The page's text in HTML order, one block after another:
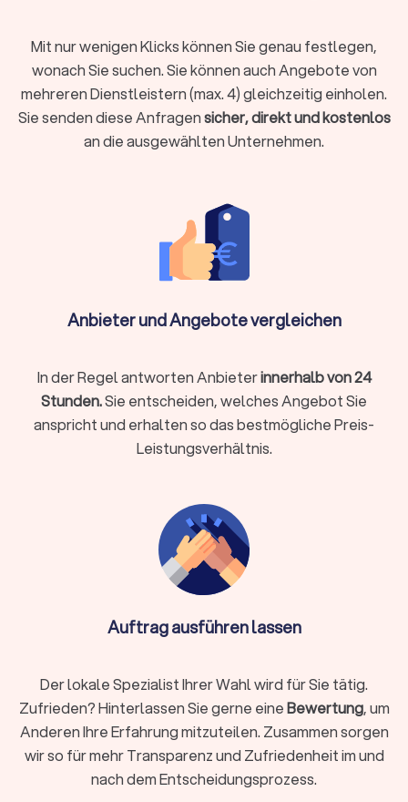
Art der Arbeiten:Dachreinigungist günstiger als Ihr Dach
neu zu decken
Materialwahl:Von Standardziegeln bis zu Premium-
Materialien
Zugänglichkeit:Schwer erreichbare Dächer erhöhen den
Aufwand
Einzelreparaturen vs.
Den passenden Dachdecker finden
Sie folgende Aspekte berücksichtigen:
Spezialisierung:Grundlegende Arbeiten im Dachbereich
Ansprüchen eine höhere Fachkompetenz – von
besonderen Dachformen bis zum Umgang mit
innovativen Materialien.
Erfahrung:
Gerade bei komplexen Dachkonstruktionen
und modernen Dachisolierungen spielt die Erfahrung
hohe Fachkompetenz und langjährige Erfahrung.
Unsere Bewertungen bei Trustlocal
zeigen Ihnen transparent die Meinung anderer Kunden
des jeweiligen Dachdeckers in Ihrer Region. Die
Kundenbewertungen stammen von echten
Projekten.
Dachdecker-Services nach Bedarf filtern
Zudem bieten wir Ihnen die Möglichkeit, Dachdecker gezielt
nach verschiedenen Spezialisierungen wie Reparatur,
Modernisierung oder Reinigung zu suchen.
Haben Sie große Pläne für Ihr Dach? Schauen Sie ebenfalls
, Solarteuren und Architekten auf
Mit nur wenigen Klicks können Sie genau festlegen,
wonach Sie suchen. Sie können auch Angebote von
mehreren Dienstleistern (max. 4) gleichzeitig einholen.
Sie senden diese Anfragensicher, direkt und kostenlos
an die ausgewählten Unternehmen.
Anbieter und Angebote vergleichen
In der Regel antworten Anbieterinnerhalb von 24
Stunden.Sie entscheiden, welches Angebot Sie
anspricht und erhalten so das bestmögliche Preis-
Leistungsverhältnis.
Auftrag ausführen lassen
Der lokale Spezialist Ihrer Wahl wird für Sie tätig.
Zufrieden? Hinterlassen Sie gerne eineBewertung, um
Anderen Ihre Erfahrung mitzuteilen. Zusammen sorgen
wir so für mehr Transparenz und Zufriedenheit im und
nach dem Entscheidungsprozess.